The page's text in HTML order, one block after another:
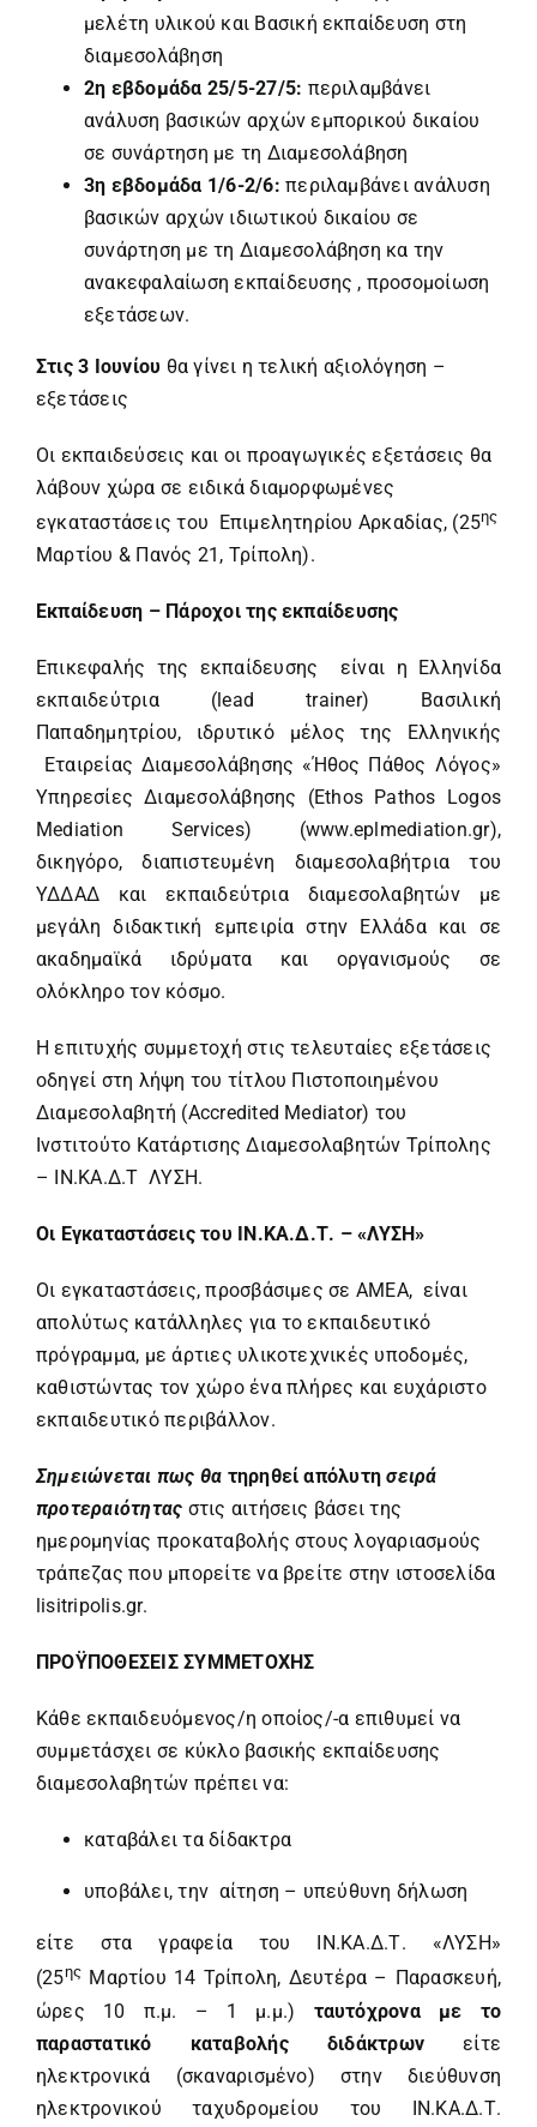
μελέτη υλικού και Βασική εκπαίδευση στη
διαμεσολάβηση
2η εβδομάδα 25/5-27/5: περιλαμβάνει
ανάλυση βασικών αρχών εμπορικού δικαίου
σε συνάρτηση με τη Διαμεσολάβηση
3η εβδομάδα 1/6-2/6: περιλαμβάνει ανάλυση
βασικών αρχών ιδιωτικού δικαίου σε
συνάρτηση με τη Διαμεσολάβηση κα την
ανακεφαλαίωση εκπαίδευσης , προσομοίωση
εξετάσεων.
Στις 3 Ιουνίου θα γίνει η τελική αξιολόγηση –
εξετάσεις
Οι εκπαιδεύσεις και οι προαγωγικές εξετάσεις θα
λάβουν χώρα σε ειδικά διαμορφωμένες
εγκαταστάσεις του Επιμελητηρίου Αρκαδίας, (25ης
Μαρτίου & Πανός 21, Τρίπολη).
Εκπαίδευση – Πάροχοι της εκπαίδευσης
Επικεφαλής της εκπαίδευσης είναι η Ελληνίδα
εκπαιδεύτρια (lead trainer) Βασιλική
Παπαδημητρίου, ιδρυτικό μέλος της Ελληνικής
Εταιρείας Διαμεσολάβησης «Ήθος Πάθος Λόγος»
Υπηρεσίες Διαμεσολάβησης (Ethos Pathos Logos
Mediation Services) (www.eplmediation.gr),
δικηγόρο, διαπιστευμένη διαμεσολαβήτρια του
ΥΔΔΑΔ και εκπαιδεύτρια διαμεσολαβητών με
μεγάλη διδακτική εμπειρία στην Ελλάδα και σε
ακαδημαϊκά ιδρύματα και οργανισμούς σε
ολόκληρο τον κόσμο.
Η επιτυχής συμμετοχή στις τελευταίες εξετάσεις
οδηγεί στη λήψη του τίτλου Πιστοποιημένου
Διαμεσολαβητή (Accredited Mediator) του
Ινστιτούτο Κατάρτισης Διαμεσολαβητών Τρίπολης
– ΙΝ.ΚΑ.Δ.Τ ΛΥΣΗ.
Οι Εγκαταστάσεις του ΙΝ.ΚΑ.Δ.Τ. – «ΛΥΣΗ»
Οι εγκαταστάσεις, προσβάσιμες σε ΑΜΕΑ, είναι
απολύτως κατάλληλες για το εκπαιδευτικό
πρόγραμμα, με άρτιες υλικοτεχνικές υποδομές,
καθιστώντας τον χώρο ένα πλήρες και ευχάριστο
εκπαιδευτικό περιβάλλον.
Σημειώνεται πως θα τηρηθεί απόλυτη σειρά
προτεραιότητας στις αιτήσεις βάσει της
ημερομηνίας προκαταβολής στους λογαριασμούς
τράπεζας που μπορείτε να βρείτε στην ιστοσελίδα
lisitripolis.gr.
ΠΡΟΫΠΟΘΕΣΕΙΣ ΣΥΜΜΕΤΟΧΗΣ
Κάθε εκπαιδευόμενος/η οποίος/-α επιθυμεί να
συμμετάσχει σε κύκλο βασικής εκπαίδευσης
διαμεσολαβητών πρέπει να:
καταβάλει τα δίδακτρα
υποβάλει, την αίτηση – υπεύθυνη δήλωση
είτε στα γραφεία του ΙΝ.ΚΑ.Δ.Τ. «ΛΥΣΗ»
(25ης Μαρτίου 14 Τρίπολη, Δευτέρα – Παρασκευή,
ώρες 10 π.μ. – 1 μ.μ.) ταυτόχρονα με το
παραστατικό καταβολής διδάκτρωνείτε
ηλεκτρονικά (σκαναρισμένο) στην διεύθυνση
ηλεκτρονικού ταχυδρομείου του ΙΝ.ΚΑ.Δ.Τ.